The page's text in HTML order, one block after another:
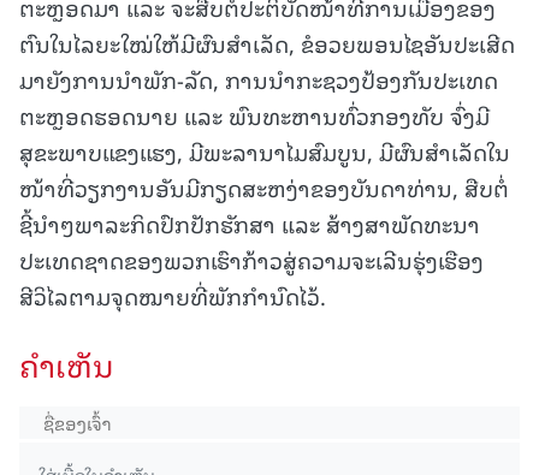
ຕະຫຼອດມາ ແລະ ຈະສືບຕໍ່ປະຕິບັດໜ້າທີ່ການເມືອງຂອງ
ຕົນໃນໄລຍະໃໝ່ໃຫ້ມີຜົນສຳເລັດ, ຂໍອວຍພອນໄຊອັນປະເສີດ
ມາຍັງການນຳພັກ-ລັດ, ການນໍາກະຊວງປ້ອງກັນປະເທດ
ຕະຫຼອດຮອດນາຍ ແລະ ພົນທະຫານທົ່ວກອງທັບ ຈົ່ງມີ
ສຸຂະພາບແຂງແຮງ, ມີພະລານາໄມສົມບູນ, ມີຜົນສຳເລັດໃນ
ໜ້າທີ່ວຽກງານອັນມີກຽດສະຫງ່າຂອງບັນດາທ່ານ, ສືບຕໍ່
ຊີ້ນຳໆພາລະກິດປົກປັກຮັກສາ ແລະ ສ້າງສາພັດທະນາ
ປະເທດຊາດຂອງພວກເຮົາກ້າວສູ່ຄວາມຈະເລີນຮຸ່ງເຮືອງ
ສີວິໄລຕາມຈຸດໝາຍທີ່ພັກກໍານົດໄວ້.
ຄໍາເຫັນ